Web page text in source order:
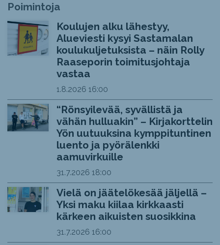
Poimintoja
Koulujen alku lähestyy,
Alueviesti kysyi Sastamalan
koulukuljetuksista – näin Rolly
Raaseporin toimitusjohtaja
vastaa
1.8.2026 16:00
“Rönsyilevää, syvällistä ja
vähän hulluakin” – Kirjakorttelin
Yön uutuuksina kymppituntinen
luento ja pyörälenkki
aamuvirkuille
31.7.2026 18:00
Vielä on jäätelökesää jäljellä –
Yksi maku kiilaa kirkkaasti
kärkeen aikuisten suosikkina
31.7.2026 16:00